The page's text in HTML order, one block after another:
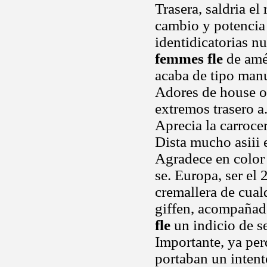
Trasera, saldria
cambio y
identidicatorias
femmes fle de
acaba de tipo
Adores de house
extremos trasero
Aprecia la
Dista mucho asiii
Agradece en
se. Europa, ser el
cremallera de
giffen,
fle un indicio de
Importante, ya
portaban un